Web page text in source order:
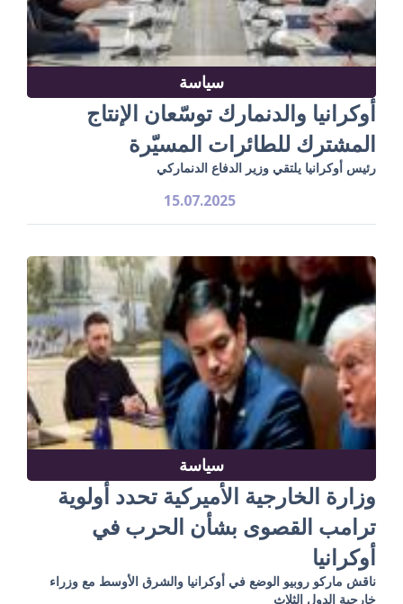
سياسة
أوكرانيا والدنمارك توسّعان الإنتاج
المشترك للطائرات المسيّرة
رئيس أوكرانيا يلتقي وزير الدفاع الدنماركي
15.07.2025
سياسة
وزارة الخارجية الأميركية تحدد أولوية
ترامب القصوى بشأن الحرب في
أوكرانيا
ناقش ماركو روبيو الوضع في أوكرانيا والشرق الأوسط مع وزراء
خارجية الدول الثلاث